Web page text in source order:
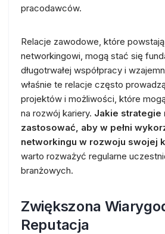
pracodawców.
Relacje zawodowe, które
networkingowi, mogą stać się
długotrwałej współpracy i
właśnie te relacje często
projektów i możliwości, które
na rozwój kariery. Jakie strategie
zastosować, aby w pełni
networkingu w rozwoju swojej
warto rozważyć regularne
branżowych.
Zwiększona
Reputacja